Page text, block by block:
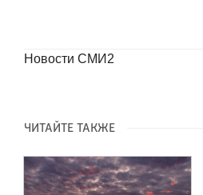
Новости СМИ2
ЧИТАЙТЕ ТАКЖЕ